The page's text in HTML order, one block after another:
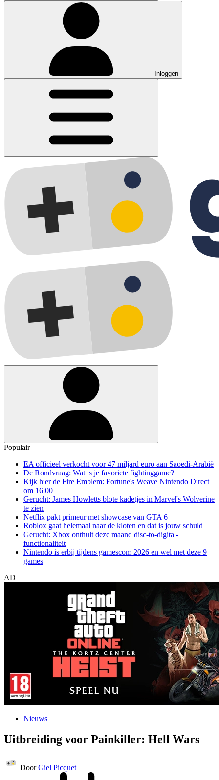
Inloggen
Populair
EA officieel verkocht voor 47 miljard euro aan Saoedi-Arabië
De Rondvraag: Wat is je favoriete fightinggame?
Kijk hier de Fire Emblem: Fortune's Weave Nintendo Direct
om 16:00
Gerucht: James Howletts blote kadetjes in Marvel's Wolverine
te zien
Netflix pakt primeur met showcase van GTA 6
Roblox gaat helemaal naar de kloten en dat is jouw schuld
Gerucht: Xbox onthult deze maand disc-to-digital-
functionaliteit
Nintendo is erbij tijdens gamescom 2026 en wel met deze 9
games
AD
Nieuws
Uitbreiding voor Painkiller: Hell Wars
Door Giel Picquet